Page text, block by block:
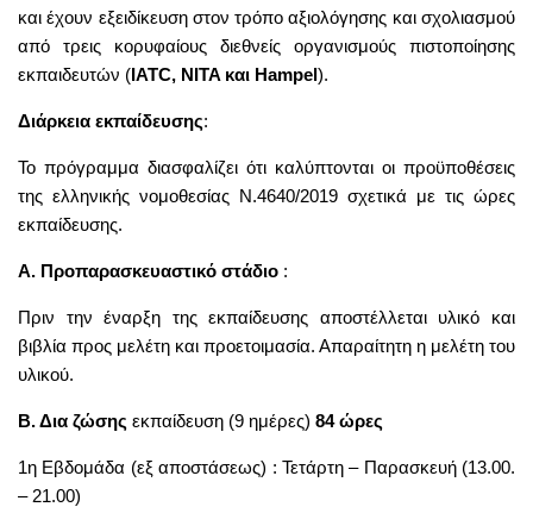
και έχουν εξειδίκευση στον τρόπο αξιολόγησης και σχολιασμού
από τρεις κορυφαίους διεθνείς οργανισμούς πιστοποίησης
εκπαιδευτών (IATC, NITA και Hampel).
Διάρκεια εκπαίδευσης:
Το πρόγραμμα διασφαλίζει ότι καλύπτονται οι προϋποθέσεις
της ελληνικής νομοθεσίας Ν.4640/2019 σχετικά με τις ώρες
εκπαίδευσης.
Α. Προπαρασκευαστικό στάδιο :
Πριν την έναρξη της εκπαίδευσης αποστέλλεται υλικό και
βιβλία προς μελέτη και προετοιμασία. Απαραίτητη η μελέτη του
υλικού.
Β. Δια ζώσης εκπαίδευση (9 ημέρες) 84 ώρες
1η Εβδομάδα (εξ αποστάσεως) : Τετάρτη – Παρασκευή (13.00.
– 21.00)